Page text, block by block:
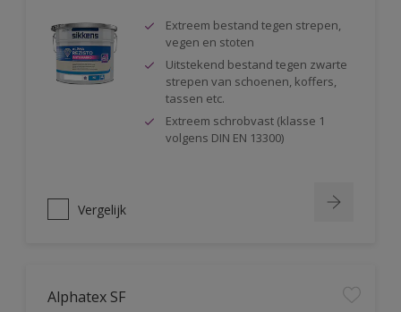
Extreem bestand tegen strepen,
vegen en stoten
Uitstekend bestand tegen zwarte
strepen van schoenen, koffers,
tassen etc.
Extreem schrobvast (klasse 1
volgens DIN EN 13300)
Vergelijk
Alphatex SF